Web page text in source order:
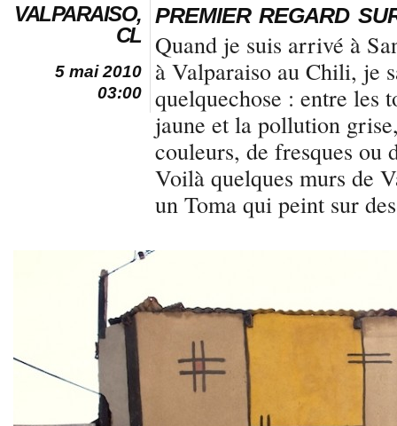
VALPARAISO,
CL
5 mai 2010
03:00
PREMIER REGARD
Quand je suis arrivé à
à Valparaiso au Chili, je
quelquechose : entre les
jaune et la pollution
couleurs, de fresques ou
Voilà quelques murs de
un Toma qui peint sur